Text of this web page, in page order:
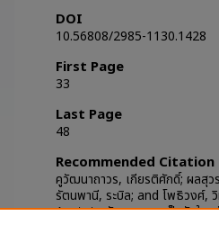
DOI
10.56808/2985-1130.1428
First Page
33
Last Page
48
Recommended Citation
คูวัฒนาถาวร, เกียรติศักดิ์; ผลสุ
รัตนพานี, ระบิล; and โพธิวงศ์,
Acetate ขัดขวางการเป็นสัดใน